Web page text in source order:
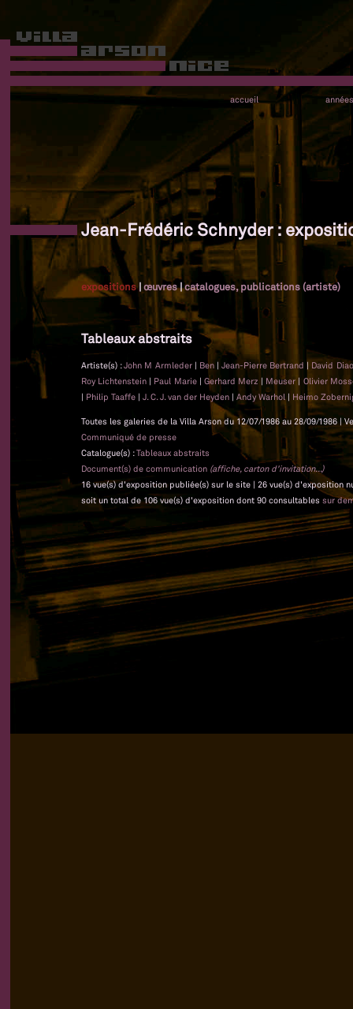
accueil années
Jean-Frédéric Schnyder :
expositions|œuvres|catalogues, publications (artiste)
Tableaux abstraits
Artiste(s) :John M Armleder | Ben | Jean-Pierre Bertrand | David
Roy Lichtenstein | Paul Marie | Gerhard Merz | Meuser | Olivier
| Philip Taaffe | J. C. J. van der Heyden | Andy Warhol | Heimo
Toutes les galeries de la Villa Arson du 12/07/1986 au 28/09/1986 |
Communiqué de presse
Catalogue(s) :Tableaux abstraits
Document(s) de communication (affiche, carton d'invitation...)
16 vue(s) d'exposition publiée(s) sur le site | 26 vue(s) d'exposition
soit un total de 106 vue(s) d'exposition dont 90 consultables sur